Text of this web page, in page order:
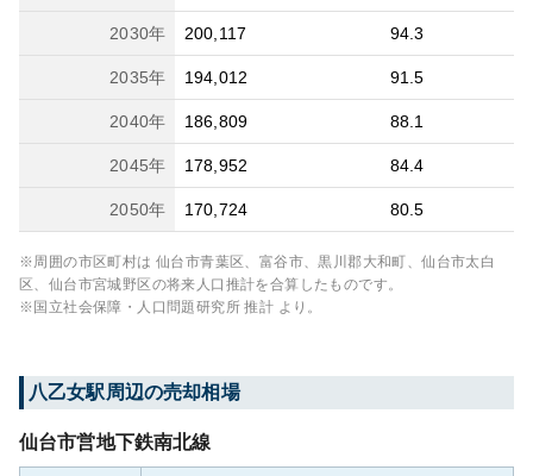
2030年 200,117 94.3
2035年 194,012 91.5
2040年 186,809 88.1
2045年 178,952 84.4
2050年 170,724 80.5
※周囲の市区町村は 仙台市青葉区、富谷市、黒川郡大和町、仙台市太白
区、仙台市宮城野区の将来人口推計を合算したものです。
※国立社会保障・人口問題研究所 推計 より。
八乙女駅周辺の売却相場
仙台市営地下鉄南北線